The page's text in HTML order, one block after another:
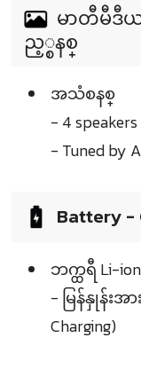
မာတီမီဒီ
ည့္စနစ္
အသံစနစ္
- 4 speakers
- Tuned by
Battery -
ဘက္ထရီ Li-
- မြန်နှုန်းအ
Charging)